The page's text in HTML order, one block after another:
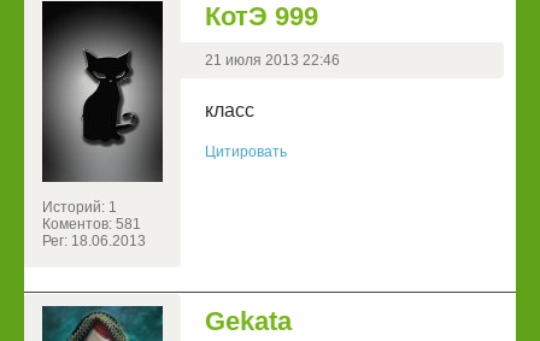
Историй: 1
Коментов: 581
Рег: 18.06.2013
КотЭ 999
21 июля 2013 22:46
класс
Цитировать
Gekata